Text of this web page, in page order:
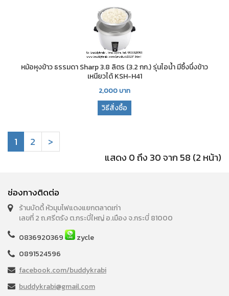
หม้อหุงข้าว ธรรมดา Sharp 3.8 ลิตร (3.2 กก.) รุ่นไอน้ำ มีซึ้งนึ่งข้าว
เหนียวได้ KSH-H41
2,000บาท
วิธีสั่งซื้อ
1 2
>
แสดง 0 ถึง 30 จาก 58 (2 หน้า)
ช่องทางติดต่อ
ร้านบัดดี้ หัวมุมไฟแดงแยกตลาดเก่า
เลขที่ 2 ถ.ศรีตรัง ต.กระบี่ใหญ่ อ.เมือง จ.กระบี่ 81000
0836920369
zycle
0891524596
facebook.com/buddykrabi
buddykrabi@gmail.com